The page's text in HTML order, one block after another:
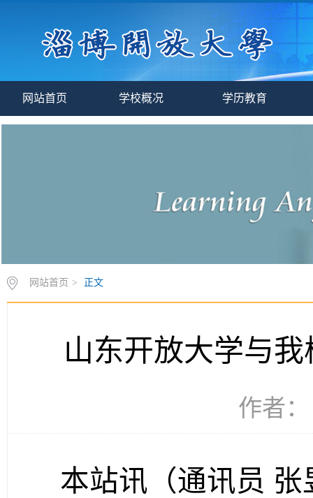
网站首页 学校概况 学历教育
网站首页 > 正文
山东开放大学与
作者
本站讯（通讯员 张